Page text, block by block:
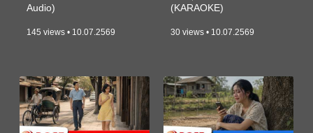
Audio)
145 views • 10.07.2569
(KARAOKE)
30 views • 10.07.2569